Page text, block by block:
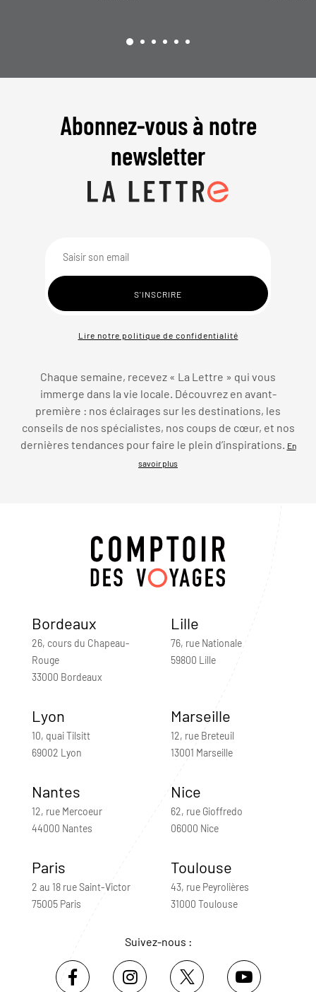
Abonnez-vous à notre
newsletter
Lire notre politique de confidentialité
Chaque semaine, recevez « La Lettre » qui vous
immerge dans la vie locale. Découvrez en avant-
première : nos éclairages sur les destinations, les
conseils de nos spécialistes, nos coups de cœur, et nos
dernières tendances pour faire le plein d’inspirations.
En
savoir plus
Bordeaux
26, cours du Chapeau-
Rouge
33000 Bordeaux
Lille
76, rue Nationale
59800 Lille
Lyon
10, quai Tilsitt
69002 Lyon
Marseille
12, rue Breteuil
13001 Marseille
Nantes
12, rue Mercoeur
44000 Nantes
Nice
62, rue Gioffredo
06000 Nice
Paris
2 au 18 rue Saint-Victor
75005 Paris
Toulouse
43, rue Peyrolières
31000 Toulouse
Suivez-nous :